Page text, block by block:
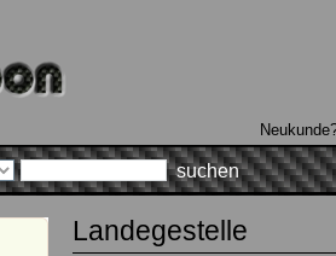
Landegestelle